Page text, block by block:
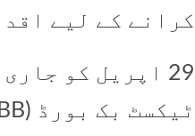
کرانے کے لیے
29 اپریل کو